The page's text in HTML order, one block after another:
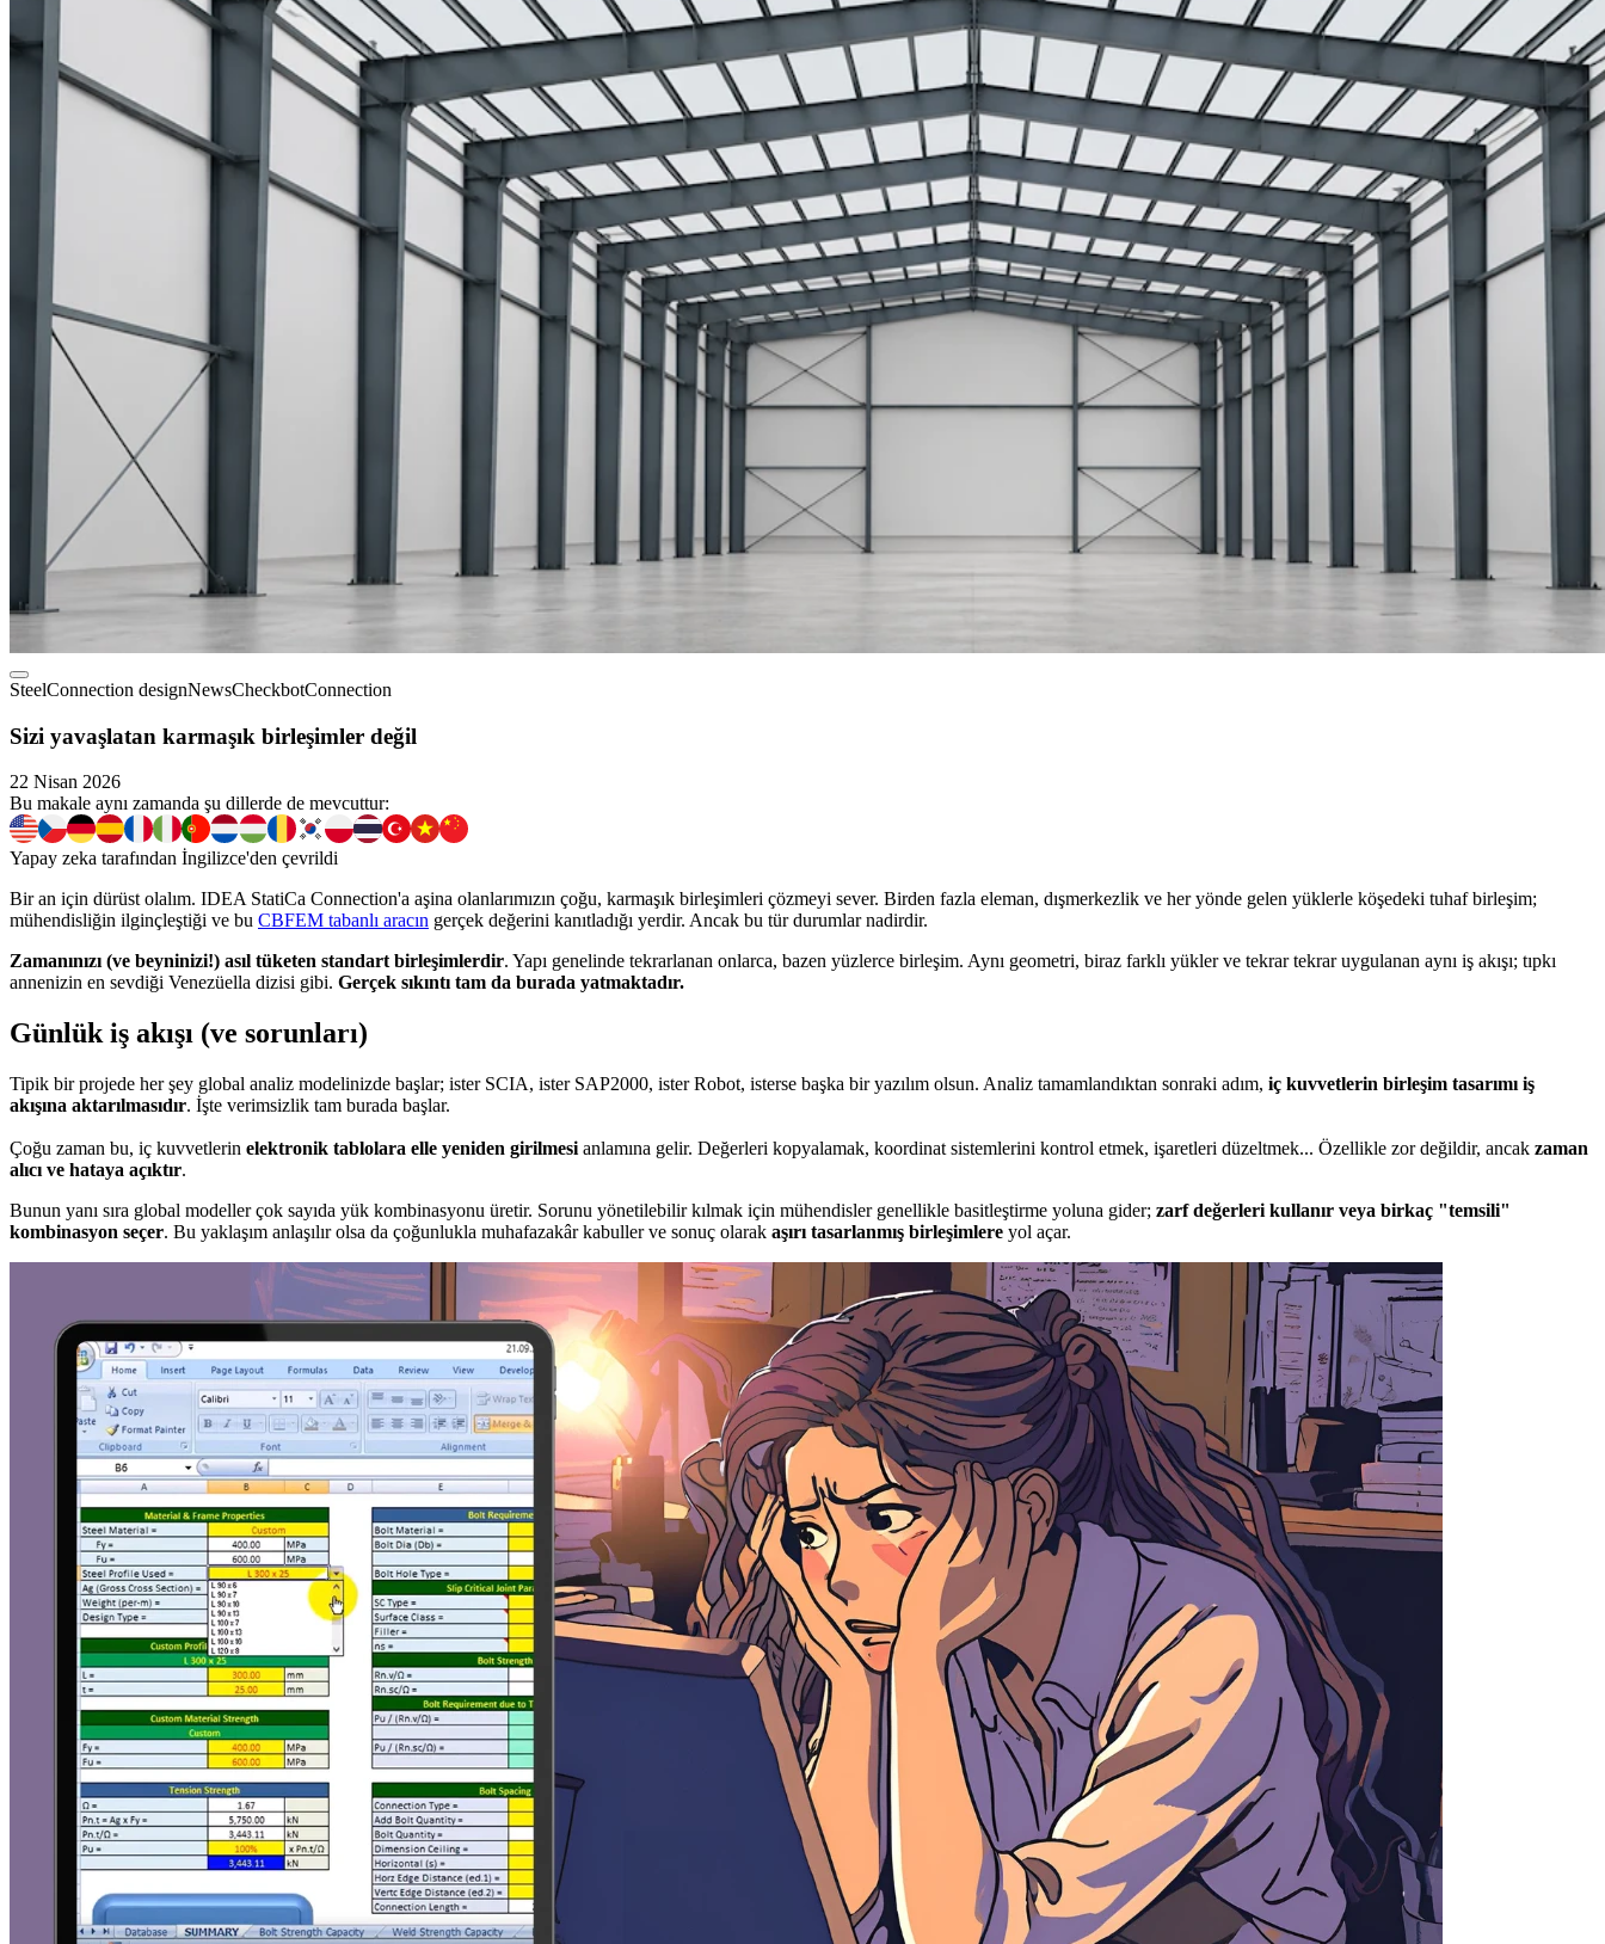
SteelConnection designNewsCheckbotConnection
Sizi yavaşlatan karmaşık birleşimler değil
22 Nisan 2026
Bu makale aynı zamanda şu dillerde de mevcuttur:
Yapay zeka tarafından İngilizce'den çevrildi
Bir an için dürüst olalım. IDEA StatiCa Connection'a aşina olanlarımızın çoğu, karmaşık birleşimleri çözmeyi sever. Birden fazla eleman, dışmerkezlik ve her yönde gelen yüklerle köşedeki tuhaf birleşim;
mühendisliğin ilginçleştiği ve bu CBFEM tabanlı aracın gerçek değerini kanıtladığı yerdir. Ancak bu tür durumlar nadirdir.
Zamanınızı (ve beyninizi!) asıl tüketen standart birleşimlerdir. Yapı genelinde tekrarlanan onlarca, bazen yüzlerce birleşim. Aynı geometri, biraz farklı yükler ve tekrar tekrar uygulanan aynı iş akışı; tıpkı
annenizin en sevdiği Venezüella dizisi gibi. Gerçek sıkıntı tam da burada yatmaktadır.
Günlük iş akışı (ve sorunları)
Tipik bir projede her şey global analiz modelinizde başlar; ister SCIA, ister SAP2000, ister Robot, isterse başka bir yazılım olsun. Analiz tamamlandıktan sonraki adım, iç kuvvetlerin birleşim tasarımı iş
akışına aktarılmasıdır. İşte verimsizlik tam burada başlar.
Çoğu zaman bu, iç kuvvetlerin elektronik tablolara elle yeniden girilmesi anlamına gelir. Değerleri kopyalamak, koordinat sistemlerini kontrol etmek, işaretleri düzeltmek... Özellikle zor değildir, ancak zaman
alıcı ve hataya açıktır.
Bunun yanı sıra global modeller çok sayıda yük kombinasyonu üretir. Sorunu yönetilebilir kılmak için mühendisler genellikle basitleştirme yoluna gider; zarf değerleri kullanır veya birkaç "temsili"
kombinasyon seçer. Bu yaklaşım anlaşılır olsa da çoğunlukla muhafazakâr kabuller ve sonuç olarak aşırı tasarlanmış birleşimlere yol açar.